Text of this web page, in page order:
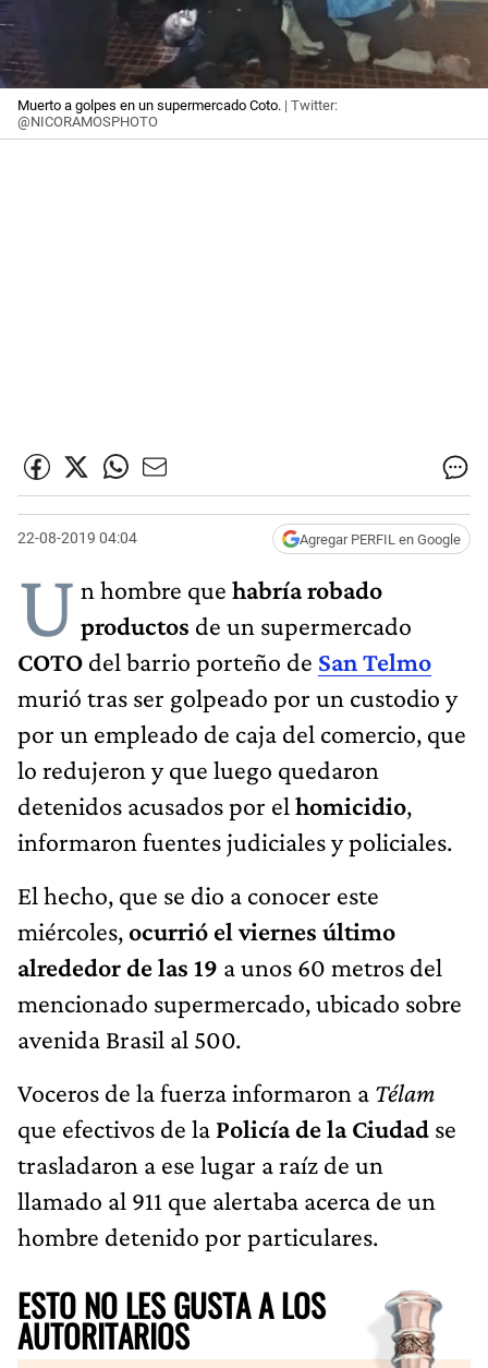
Muerto a golpes en un supermercado Coto. | Twitter:
@NICORAMOSPHOTO
22-08-2019 04:04 Agregar PERFIL en Google
U n hombre que habría robado
productos de un supermercado
COTO del barrio porteño de San Telmo
murió tras ser golpeado por un custodio y
por un empleado de caja del comercio, que
lo redujeron y que luego quedaron
detenidos acusados por el homicidio,
informaron fuentes judiciales y policiales.
El hecho, que se dio a conocer este
miércoles,ocurrió el viernes último
alrededor de las 19 a unos 60 metros del
mencionado supermercado, ubicado sobre
avenida Brasil al 500.
Voceros de la fuerza informaron a Télam
que efectivos de la Policía de la Ciudad se
trasladaron a ese lugar a raíz de un
llamado al 911 que alertaba acerca de un
hombre detenido por particulares.
ESTO NO LES GUSTA A LOS
AUTORITARIOS